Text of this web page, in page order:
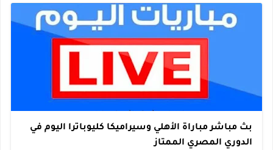
بث مباشر مباراة الأهلي وسيراميكا كليوباترا اليوم في
الدوري المصري الممتاز